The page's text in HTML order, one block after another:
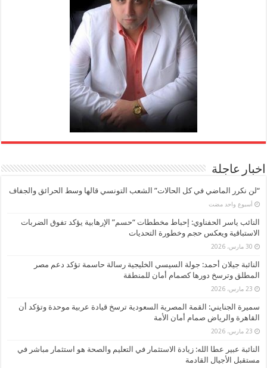
اخبار عاجلة
“لن نكرر الماضي في كل الحالات” الشعب التونسي قالها وسط الحرائق والجفاف
‏أسبوع واحد مضت
النائب ياسر الحفناوي: إحباط مخططات “حسم” الإرهابية يؤكد تفوق الضربات
الاستباقية ويعكس حجم وخطورة التحديات
30 مارس، 2026
النائبة جيلان أحمد: جولة السيسي الخليجية رسالة حاسمة تؤكد دعم مصر
المطلق وترسخ دورها كصمام أمان للمنطقة
23 مارس، 2026
سميرة الجنايني: القمة المصرية السعودية ترسخ قيادة عربية موحدة وتؤكد أن
القاهرة والرياض صمام أمان الأمة
23 مارس، 2026
النائبة عبير عطا الله: زيادة الاستثمار في التعليم والصحة هو استثمار مباشر في
مستقبل الأجيال القادمة